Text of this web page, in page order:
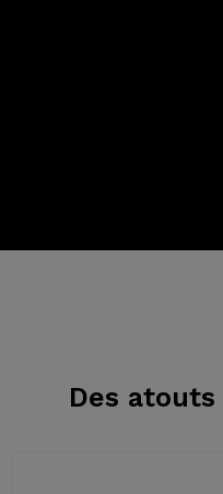
Des atouts